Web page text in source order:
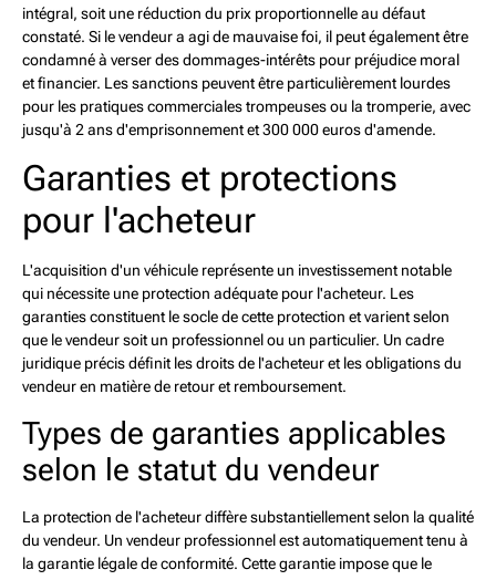
intégral, soit une réduction du prix proportionnelle au défaut
constaté. Si le vendeur a agi de mauvaise foi, il peut également être
condamné à verser des dommages-intérêts pour préjudice moral
et financier. Les sanctions peuvent être particulièrement lourdes
pour les pratiques commerciales trompeuses ou la tromperie, avec
jusqu'à 2 ans d'emprisonnement et 300 000 euros d'amende.
Garanties et protections
pour l'acheteur
L'acquisition d'un véhicule représente un investissement notable
qui nécessite une protection adéquate pour l'acheteur. Les
garanties constituent le socle de cette protection et varient selon
que le vendeur soit un professionnel ou un particulier. Un cadre
juridique précis définit les droits de l'acheteur et les obligations du
vendeur en matière de retour et remboursement.
Types de garanties applicables
selon le statut du vendeur
La protection de l'acheteur diffère substantiellement selon la qualité
du vendeur. Un vendeur professionnel est automatiquement tenu à
la garantie légale de conformité. Cette garantie impose que le